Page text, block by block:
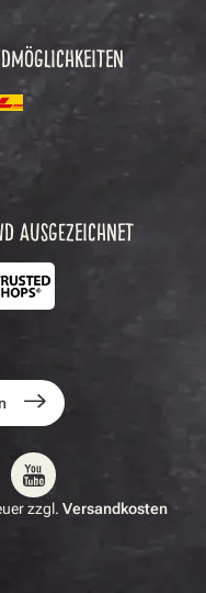
AUSGEZEICHNET
zzgl. Versandkosten